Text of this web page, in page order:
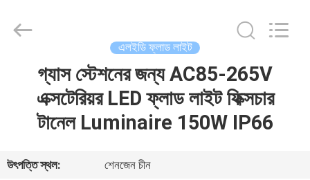
আমাদের
LIGHTING
LIMITED.
এলইডি ফ্লাড লাইট
গ্যাস স্টেশনের জন্য AC85-265V
এক্সটেরিয়র LED ফ্লাড লাইট ফিক্সচার
টানেল Luminaire 150W IP66
উৎপত্তি স্থল:
শেনজেন চীন